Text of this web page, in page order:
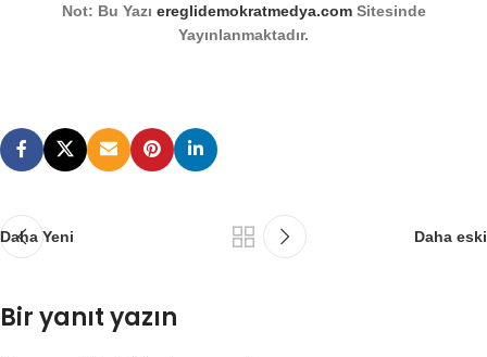
Not: Bu Yazı ereglidemokratmedya.comSitesinde
Yayınlanmaktadır.
Daha Yeni Daha eski
Bir yanıt yazın